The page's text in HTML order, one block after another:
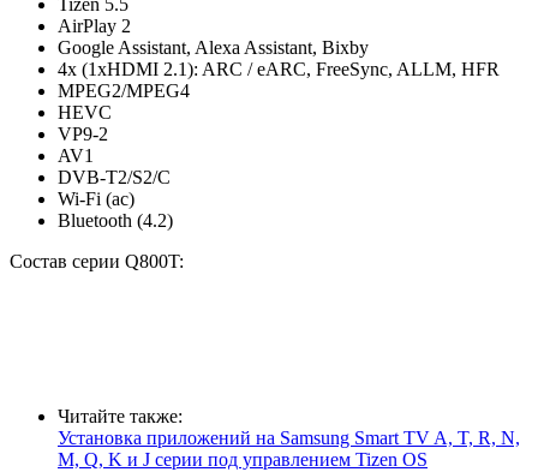
Tizen 5.5
AirPlay 2
Google Assistant, Alexa Assistant, Bixby
4x (1хHDMI 2.1): ARC / eARC, FreeSync, ALLM, HFR
MPEG2/MPEG4
HEVC
VP9-2
AV1
DVB-T2/S2/C
Wi-Fi (ac)
Bluetooth (4.2)
Состав серии Q800T:
Читайте также:
Установка приложений на Samsung Smart TV A, T, R, N,
M, Q, K и J серии под управлением Tizen OS